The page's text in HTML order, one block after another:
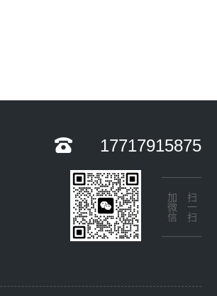
17717915875
扫一扫
加微信